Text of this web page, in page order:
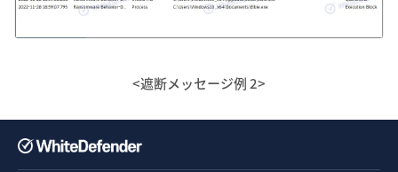
<遮断メッセージ例 2>